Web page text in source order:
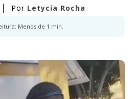
Por Letycia Rocha
Menos de 1 min.